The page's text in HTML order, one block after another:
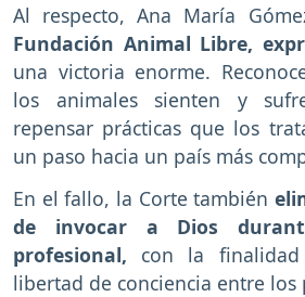
Al respecto, Ana María
Fundación Animal Libre,
una victoria enorme.
los animales sienten y
repensar prácticas que los
un paso hacia un país más
En el fallo, la Corte también
de invocar a Dios
profesional, con la
libertad de conciencia entre los